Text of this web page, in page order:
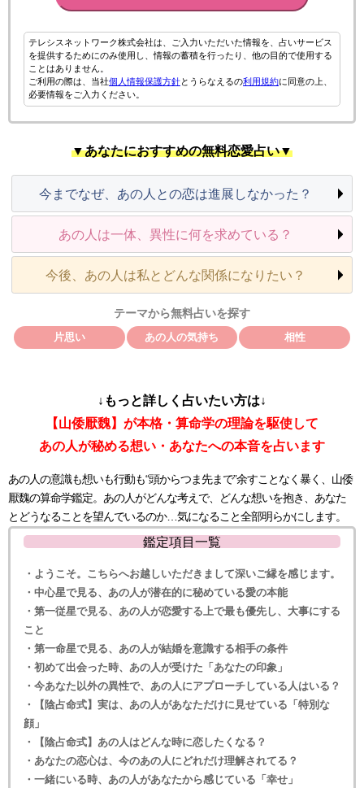
テレシスネットワーク株式会社は、ご入力いただいた情報を、占いサービス
を提供するためにのみ使用し、情報の蓄積を行ったり、他の目的で使用する
ことはありません。
ご利用の際は、当社個人情報保護方針とうらなえるの利用規約に同意の上、
必要情報をご入力ください。
▼あなたにおすすめの無料恋愛占い▼
今までなぜ、あの人との恋は進展しなかった？
あの人は一体、異性に何を求めている？
今後、あの人は私とどんな関係になりたい？
テーマから無料占いを探す
片思い あの人の気持ち 相性
↓もっと詳しく占いたい方は↓
【山倭厭魏】が本格・算命学の理論を駆使して
あの人が秘める想い・あなたへの本音を占います
あの人の意識も想いも行動も“頭からつま先まで”余すことなく暴く、山倭
厭魏の算命学鑑定。あの人がどんな考えで、どんな想いを抱き、あなた
とどうなることを望んでいるのか…気になること全部明らかにします。
鑑定項目一覧
・ようこそ。こちらへお越しいただきまして深いご縁を感じます。
・中心星で見る、あの人が潜在的に秘めている愛の本能
・第一従星で見る、あの人が恋愛する上で最も優先し、大事にする
こと
・第一命星で見る、あの人が結婚を意識する相手の条件
・初めて出会った時、あの人が受けた「あなたの印象」
・今あなた以外の異性で、あの人にアプローチしている人はいる？
・【陰占命式】実は、あの人があなただけに見せている「特別な
顔」
・【陰占命式】あの人はどんな時に恋したくなる？
・あなたの恋心は、今のあの人にどれだけ理解されてる？
・一緒にいる時、あの人があなたから感じている「幸せ」